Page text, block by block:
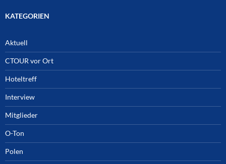
KATEGORIEN
Aktuell
CTOUR vor Ort
Hoteltreff
Interview
Mitglieder
O-Ton
Polen